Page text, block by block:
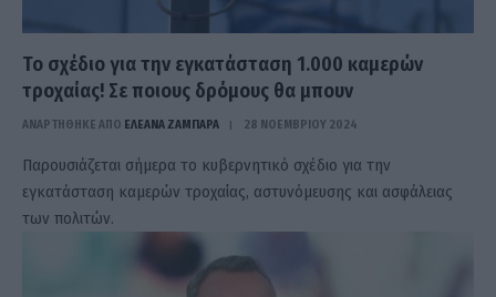
Το σχέδιο για την εγκατάσταση 1.000 καμερών
τροχαίας! Σε ποιους δρόμους θα μπουν
ΑΝΑΡΤΗΘΗΚΕ ΑΠΟ ΕΛΕΑΝΑ ΖΑΜΠΑΡΑ 28 ΝΟΕΜΒΡΊΟΥ 2024
Παρουσιάζεται σήμερα το κυβερνητικό σχέδιο για την
εγκατάσταση καμερών τροχαίας, αστυνόμευσης και ασφάλειας
των πολιτών.